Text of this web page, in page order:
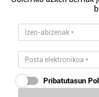
Pribatutasun